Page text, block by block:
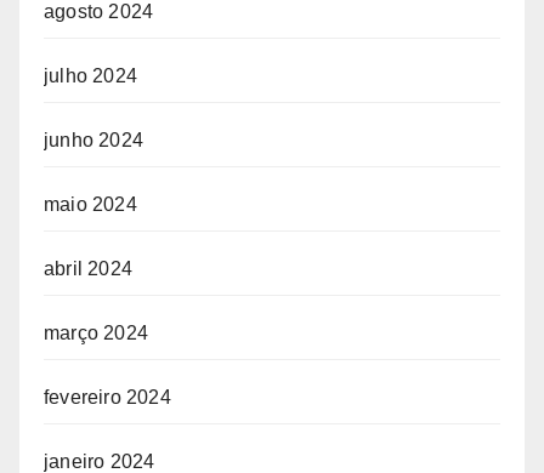
agosto 2024
julho 2024
junho 2024
maio 2024
abril 2024
março 2024
fevereiro 2024
janeiro 2024